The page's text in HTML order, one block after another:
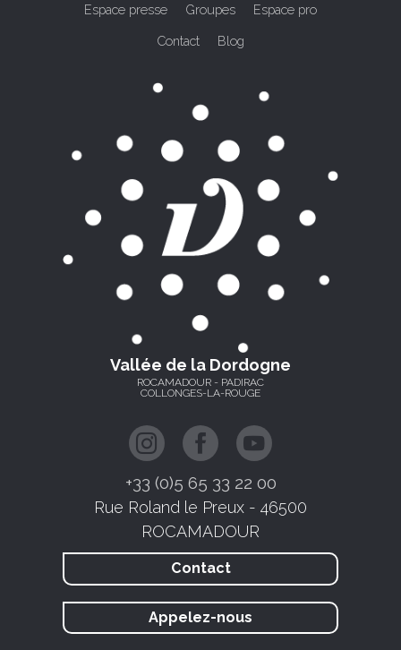
Espace presse Groupes Espace pro
Contact Blog
Vallée de la Dordogne
ROCAMADOUR - PADIRAC
COLLONGES-LA-ROUGE
+33 (0)5 65 33 22 00
Rue Roland le Preux - 46500
ROCAMADOUR
Contact
Appelez-nous